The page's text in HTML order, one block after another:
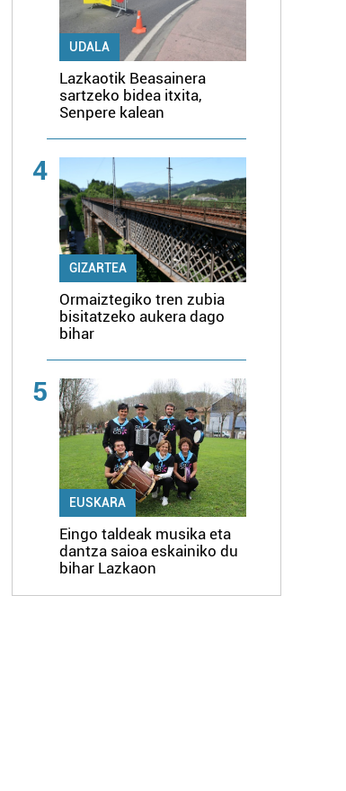
UDALA
Lazkaotik Beasainera
sartzeko bidea itxita,
Senpere kalean
4
GIZARTEA
Ormaiztegiko tren zubia
bisitatzeko aukera dago
bihar
5
EUSKARA
Eingo taldeak musika eta
dantza saioa eskainiko du
bihar Lazkaon